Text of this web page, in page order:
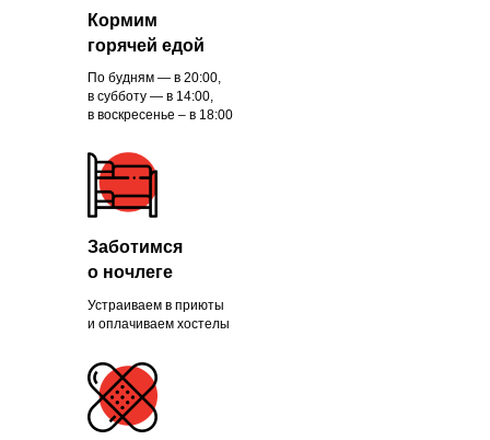
По будням — в 20:00,
в субботу — в 14:00,
в воскресенье – в 18:00
Устраиваем в приюты
и оплачиваем хостелы
Кормим
горячей едой
Заботимся
о ночлеге